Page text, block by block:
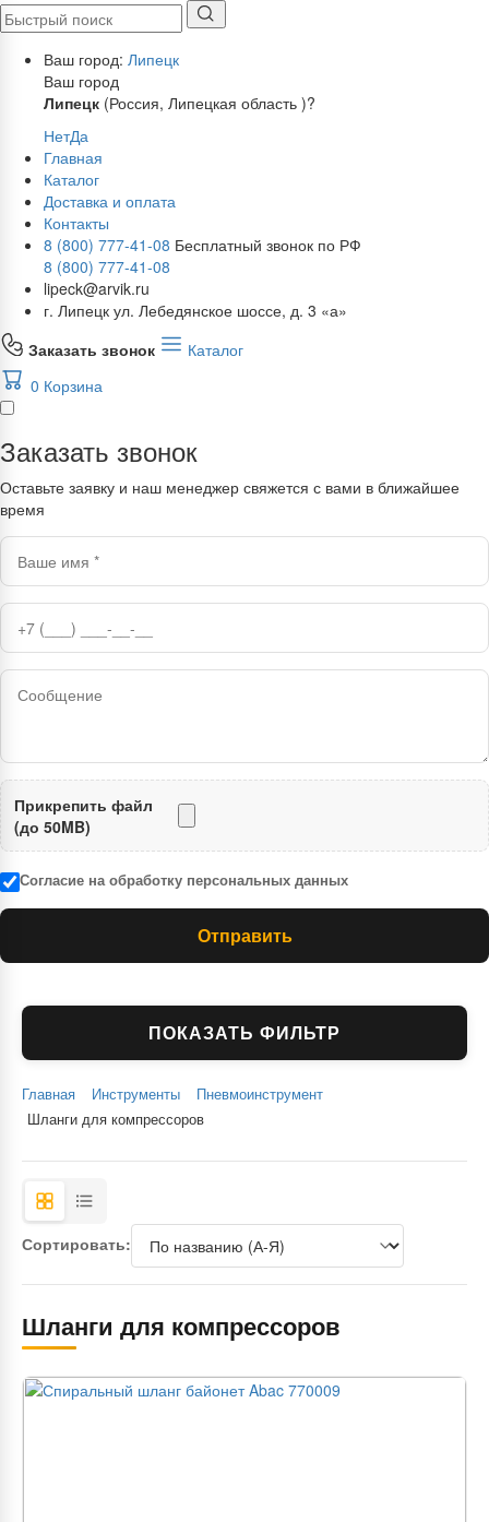
Ваш город: Липецк
Ваш город
Липецк (Россия, Липецкая область )?
НетДа
Главная
Каталог
Доставка и оплата
Контакты
8 (800) 777-41-08 Бесплатный звонок по РФ
8 (800) 777-41-08
lipeck@arvik.ru
г. Липецк ул. Лебедянское шоссе, д. 3 «а»
Заказать звонок
Каталог
0 Корзина
Заказать звонок
Оставьте заявку и наш менеджер свяжется с вами в ближайшее
время
Прикрепить файл
(до 50MB)
Согласие на обработку персональных данных
Отправить
ПОКАЗАТЬ ФИЛЬТР
Главная Инструменты
Пневмоинструмент
Шланги для компрессоров
Сортировать:
Шланги для компрессоров